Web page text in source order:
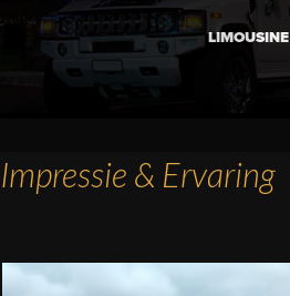
LIMOUSINE
Impressie & Ervaring